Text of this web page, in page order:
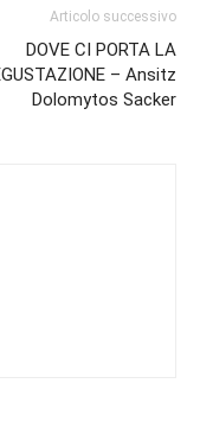
Articolo successivo
DOVE CI PORTA LA
– Ansitz
Dolomytos Sacker